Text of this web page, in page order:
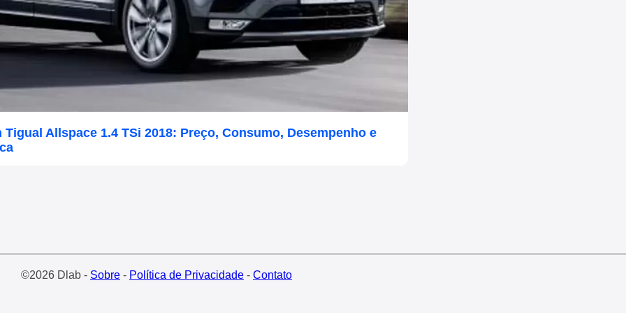
Tigual Allspace 1.4 TSi 2018: Preço, Consumo, Desempenho e
©2026 Dlab - Sobre- Política de Privacidade- Contato